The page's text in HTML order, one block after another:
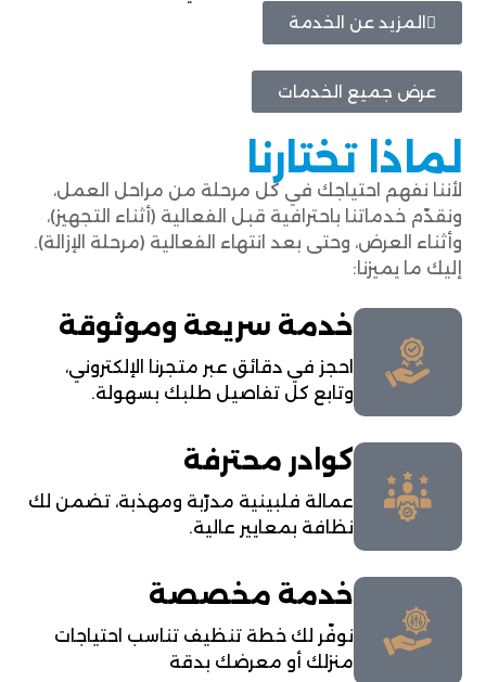
المزيد عن الخدمة
عرض جميع الخدمات
لماذا تختارنا
لأننا نفهم احتياجك في كل مرحلة من مراحل العمل،
ونقدّم خدماتنا باحترافية قبل الفعالية (أثناء التجهيز)،
وأثناء العرض، وحتى بعد انتهاء الفعالية (مرحلة الإزالة).
إليك ما يميزنا:
خدمة سريعة وموثوقة
احجز في دقائق عبر متجرنا الإلكتروني،
وتابع كل تفاصيل طلبك بسهولة.
كوادر محترفة
عمالة فلبينية مدرّبة ومهذبة، تضمن لك
نظافة بمعايير عالية.
خدمة مخصصة
نوفّر لك خطة تنظيف تناسب احتياجات
منزلك أو معرضك بدقة